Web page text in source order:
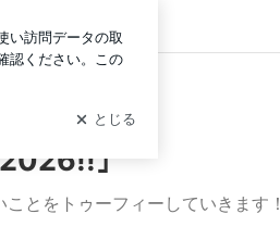
ログイン
｣
とをトゥーフィーしていきます！